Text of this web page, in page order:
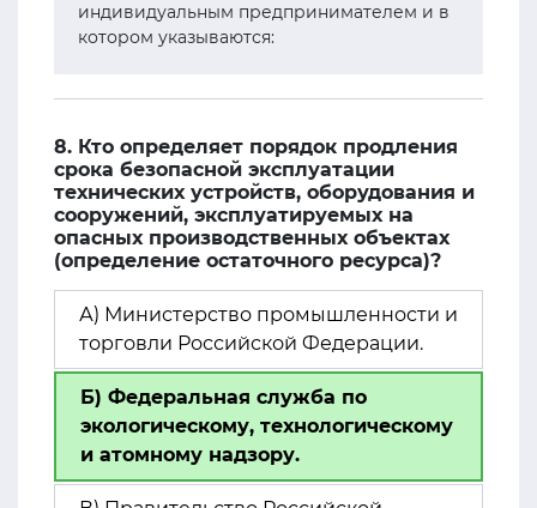
индивидуальным предпринимателем и в
котором указываются:
8. Кто определяет порядок продления
срока безопасной эксплуатации
технических устройств, оборудования и
сооружений, эксплуатируемых на
опасных производственных объектах
(определение остаточного ресурса)?
А) Министерство промышленности и
торговли Российской Федерации.
Б) Федеральная служба по
экологическому, технологическому
и атомному надзору.